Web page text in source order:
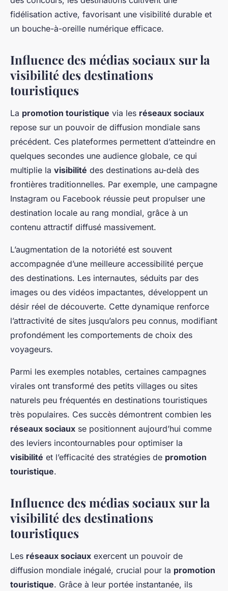
fidélisation active, favorisant une visibilité durable et
un bouche-à-oreille numérique efficace.
Influence des médias sociaux sur la
visibilité des destinations
touristiques
La promotion touristique via les réseaux sociaux
repose sur un pouvoir de diffusion mondiale sans
précédent. Ces plateformes permettent d’atteindre en
quelques secondes une audience globale, ce qui
multiplie la visibilité des destinations au-delà des
frontières traditionnelles. Par exemple, une campagne
Instagram ou Facebook réussie peut propulser une
destination locale au rang mondial, grâce à un
contenu attractif diffusé massivement.
L’augmentation de la notoriété est souvent
accompagnée d’une meilleure accessibilité perçue
des destinations. Les internautes, séduits par des
images ou des vidéos impactantes, développent un
désir réel de découverte. Cette dynamique renforce
l’attractivité de sites jusqu’alors peu connus, modifiant
profondément les comportements de choix des
voyageurs.
Parmi les exemples notables, certaines campagnes
virales ont transformé des petits villages ou sites
naturels peu fréquentés en destinations touristiques
très populaires. Ces succès démontrent combien les
réseaux sociaux se positionnent aujourd’hui comme
des leviers incontournables pour optimiser la
visibilité et l’efficacité des stratégies de promotion
touristique.
Influence des médias sociaux sur la
visibilité des destinations
touristiques
Les réseaux sociaux exercent un pouvoir de
diffusion mondiale inégalé, crucial pour la promotion
touristique. Grâce à leur portée instantanée, ils